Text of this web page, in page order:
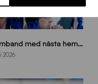
Ståplats södra färgas blåsvart i samband med nästa hemmamatch
2026